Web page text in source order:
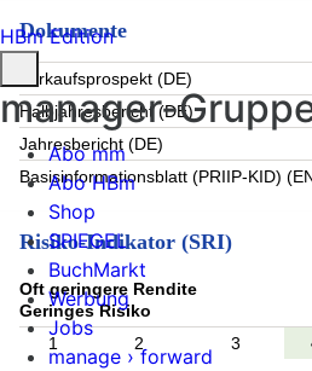
Dokumente
Verkaufsprospekt (DE)
Halbjahresbericht (DE)
Jahresbericht (DE)
Basisinformationsblatt (PRIIP-KID)
Risiko-Indikator (SRI)
Oft geringere Rendite
Geringes Risiko
1
2 3
HBm Edition
manager-
Abo mm
Abo HBm
Shop
SPIEGEL
BuchMarkt
Werbung
Jobs
manage › forward